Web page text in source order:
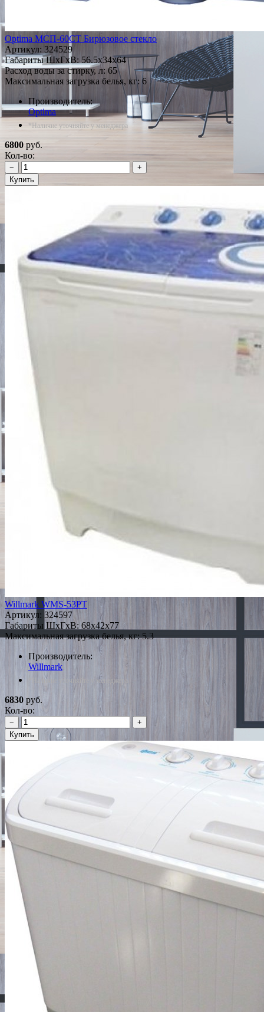
Optima МСП-60СТ Бирюзовое стекло
Артикул: 324529
Габариты ШxГxВ: 56.5x34x64
Расход воды за стирку, л: 65
Максимальная загрузка белья, кг: 6
Производитель:
Optima
*Наличие уточняйте у менеджера
6800 руб.
Кол-во:
−
+
Купить
Willmark WMS-53PT
Артикул: 324597
Габариты ШxГxВ: 68x42x77
Максимальная загрузка белья, кг: 5.3
Производитель:
Willmark
*Наличие уточняйте у менеджера
6830 руб.
Кол-во:
−
+
Купить